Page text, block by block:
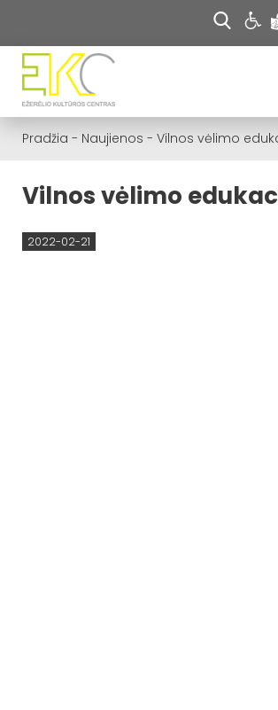
Pradžia - Naujienos - Vilnos vėlimo
Vilnos vėlimo
2022-02-21